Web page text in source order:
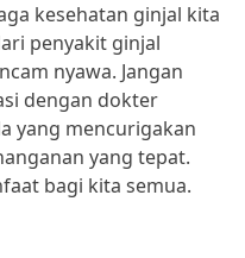
kesehatan ginjal kita
penyakit ginjal
nyawa. Jangan
dengan dokter
yang mencurigakan
yang tepat.
bagi kita semua.